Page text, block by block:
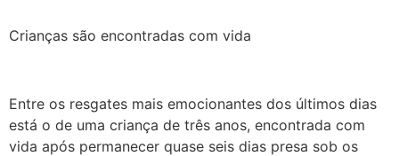
Crianças são encontradas com vida
Entre os resgates mais emocionantes dos últimos dias
está o de uma criança de três anos, encontrada com
vida após permanecer quase seis dias presa sob os